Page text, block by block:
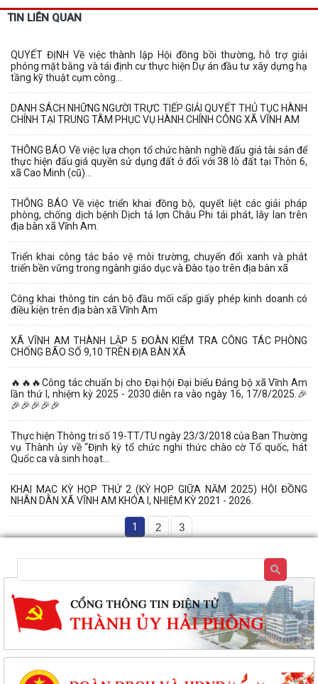
TIN LIÊN QUAN
QUYẾT ĐỊNH Về việc thành lập Hội đồng bồi thường, hỗ trợ giải
phóng mặt bằng và tái định cư thực hiện Dự án đầu tư xây dựng hạ
tầng kỹ thuật cụm công...
DANH SÁCH NHỮNG NGƯỜI TRỰC TIẾP GIẢI QUYẾT THỦ TỤC HÀNH
CHÍNH TẠI TRUNG TÂM PHỤC VỤ HÀNH CHÍNH CÔNG XÃ VĨNH AM
THÔNG BÁO Về việc lựa chọn tổ chức hành nghề đấu giá tài sản để
thực hiện đấu giá quyền sử dụng đất ở đối với 38 lô đất tại Thôn 6,
xã Cao Minh (cũ)...
THÔNG BÁO Về việc triển khai đồng bộ, quyết liệt các giải pháp
phòng, chống dịch bệnh Dịch tả lợn Châu Phi tái phát, lây lan trên
địa bàn xã Vĩnh Am.
Triển khai công tác bảo vệ môi trường, chuyển đổi xanh và phát
triển bền vững trong ngành giáo dục và Đào tạo trên địa bàn xã
Công khai thông tin cán bộ đầu mối cấp giấy phép kinh doanh có
điều kiện trên địa bàn xã Vĩnh Am
XÃ VĨNH AM THÀNH LẬP 5 ĐOÀN KIỂM TRA CÔNG TÁC PHÒNG
CHỐNG BÃO SỐ 9,10 TRÊN ĐỊA BÀN XÃ
🔥🔥🔥Công tác chuẩn bị cho Đại hội Đại biểu Đảng bộ xã Vĩnh Am
lần thứ I, nhiệm kỳ 2025 - 2030 diễn ra vào ngày 16, 17/8/2025.🎉
🎉🎉🎉🎉🎉
Thực hiện Thông tri số 19-TT/TU ngày 23/3/2018 của Ban Thường
vụ Thành ủy về “Định kỳ tổ chức nghi thức chào cờ Tổ quốc, hát
Quốc ca và sinh hoạt...
KHAI MẠC KỲ HỌP THỨ 2 (KỲ HỌP GIỮA NĂM 2025) HỘI ĐỒNG
NHÂN DÂN XÃ VĨNH AM KHÓA I, NHIỆM KỲ 2021 - 2026.
1 2 3